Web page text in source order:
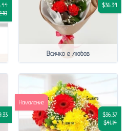
$36.34
Всичко е любов
$36.37
$41.14
Намаление